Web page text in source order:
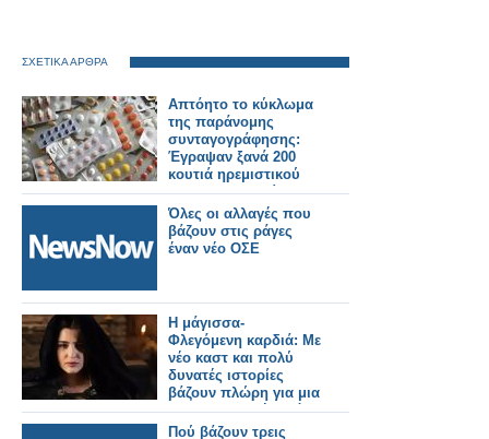
ΣΧΕΤΙΚΑ ΑΡΘΡΑ
Απτόητο το κύκλωμα
της παράνομης
συνταγογράφησης:
Έγραψαν ξανά 200
κουτιά ηρεμιστικού
στο ΑΜΚΑ του ίδιου
ασθενή
Όλες οι αλλαγές που
βάζουν στις ράγες
έναν νέο ΟΣΕ
Η μάγισσα-
Φλεγόμενη καρδιά: Με
νέο καστ και πολύ
δυνατές ιστορίες
βάζουν πλώρη για μια
συναρπαστική σεζόν
Πού βάζουν τρεις